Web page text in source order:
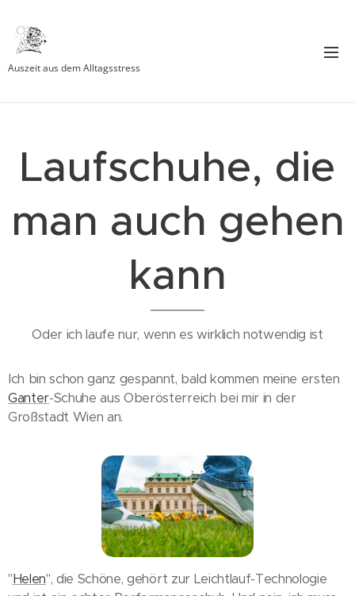
Auszeit aus dem Alltagsstress
Laufschuhe, die
man auch gehen
kann
Oder ich laufe nur, wenn es wirklich notwendig ist
Ich bin schon ganz gespannt, bald kommen meine ersten
Ganter-Schuhe aus Oberösterreich bei mir in der
Großstadt Wien an.
"Helen", die Schöne, gehört zur Leichtlauf-Technologie